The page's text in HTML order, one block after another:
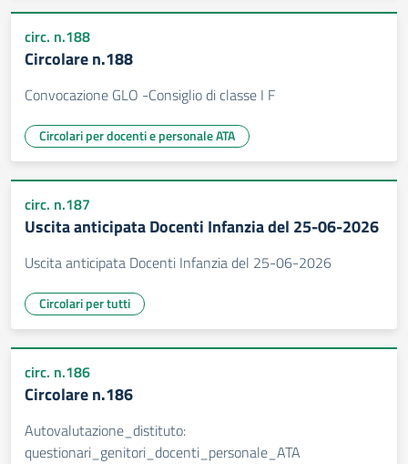
circ. n.188
Circolare n.188
Convocazione GLO -Consiglio di classe I F
Circolari per docenti e personale ATA
circ. n.187
Uscita anticipata Docenti Infanzia del 25-06-2026
Uscita anticipata Docenti Infanzia del 25-06-2026
Circolari per tutti
circ. n.186
Circolare n.186
Autovalutazione_distituto:
questionari_genitori_docenti_personale_ATA